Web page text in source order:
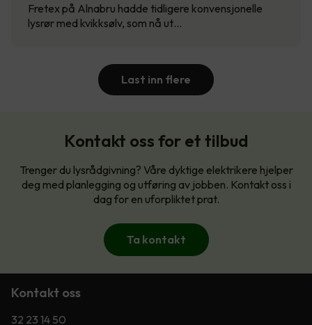
Fretex på Alnabru hadde tidligere konvensjonelle
lysrør med kvikksølv, som nå ut…
Last inn flere
Kontakt oss for et tilbud
Trenger du lysrådgivning? Våre dyktige elektrikere hjelper
deg med planlegging og utføring av jobben. Kontakt oss i
dag for en uforpliktet prat.
Ta kontakt
Kontakt oss
32 23 14 50